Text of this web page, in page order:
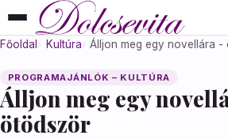
Főoldal Kultúra Álljon meg egy novellára -
PROGRAMAJÁNLÓK – KULTÚRA
Álljon meg egy
ötödször